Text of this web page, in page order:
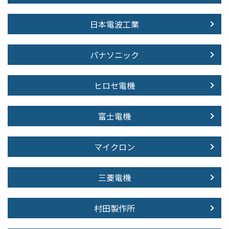
日本電波工業
パナソニック
ヒロセ電機
富士電機
マイクロン
三菱電機
村田製作所